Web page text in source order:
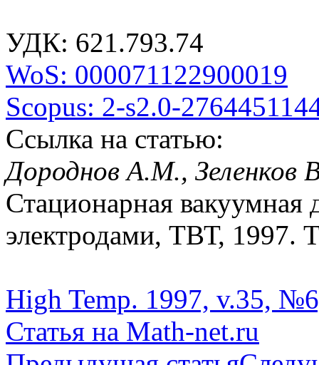
УДК: 621.793.74
WoS: 000071122900019
Scopus: 2-s2.0-
Ссылка на статью:
Дороднов А.М., Зеленков
Стационарная
электродами, ТВТ, 1997.
High Temp. 1997, v.35,
Статья на Math-net.ru